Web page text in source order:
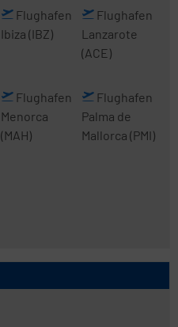
Flughafen
Ibiza (IBZ)
Flughafen
Lanzarote
(ACE)
Flughafen
Menorca
(MAH)
Flughafen
Palma de
Mallorca (PMI)